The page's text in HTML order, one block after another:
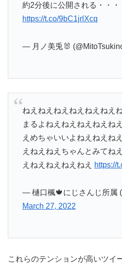
約2分後に公開される・・・
https://t.co/9bC1jrlXcq
— 月ノ美兎🐰
ねえねえねえねえねえねえ
まるよねえねえねえねえね
えめちゃいいよねえねえね
えねえねえちゃんとみてね
えねえねえねえねえ
https://
— 樋口楓🍁にじさんじ所属
March 27, 2022
これらのテンションが高いツイ